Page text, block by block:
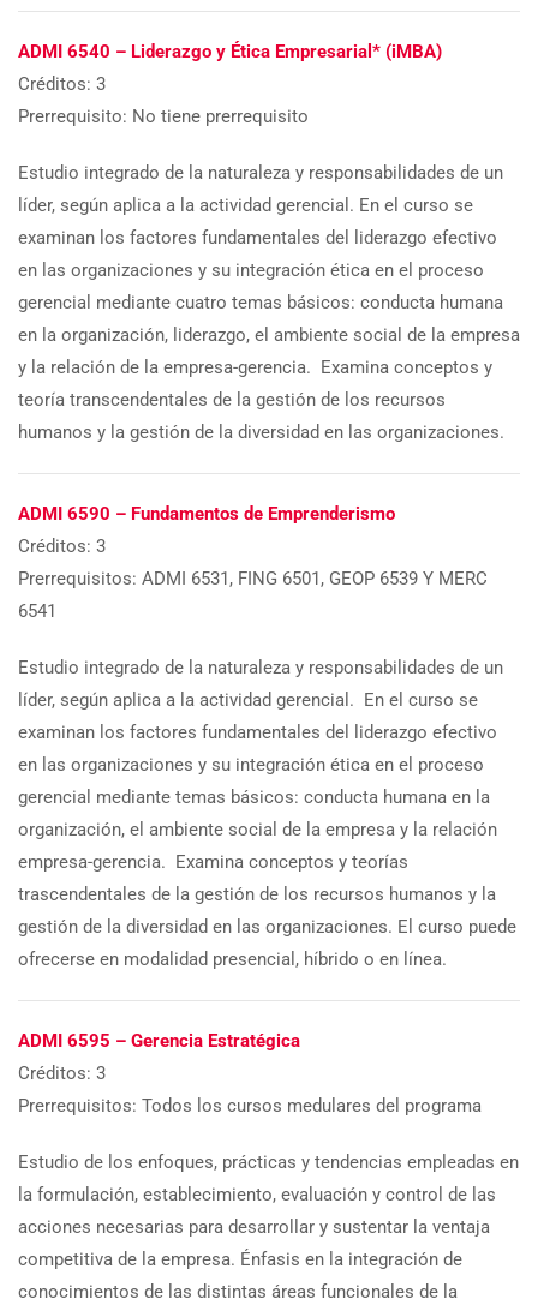
ADMI 6540 – Liderazgo y Ética Empresarial* (iMBA)
Créditos: 3
Prerrequisito: No tiene prerrequisito
Estudio integrado de la naturaleza y responsabilidades de un
líder, según aplica a la actividad gerencial. En el curso se
examinan los factores fundamentales del liderazgo efectivo
en las organizaciones y su integración ética en el proceso
gerencial mediante cuatro temas básicos: conducta humana
en la organización, liderazgo, el ambiente social de la empresa
y la relación de la empresa-gerencia. Examina conceptos y
teoría transcendentales de la gestión de los recursos
humanos y la gestión de la diversidad en las organizaciones.
ADMI 6590 – Fundamentos de Emprenderismo
Créditos: 3
Prerrequisitos: ADMI 6531, FING 6501, GEOP 6539 Y MERC
6541
Estudio integrado de la naturaleza y responsabilidades de un
líder, según aplica a la actividad gerencial. En el curso se
examinan los factores fundamentales del liderazgo efectivo
en las organizaciones y su integración ética en el proceso
gerencial mediante temas básicos: conducta humana en la
organización, el ambiente social de la empresa y la relación
empresa-gerencia. Examina conceptos y teorías
trascendentales de la gestión de los recursos humanos y la
gestión de la diversidad en las organizaciones. El curso puede
ofrecerse en modalidad presencial, híbrido o en línea.
ADMI 6595 – Gerencia Estratégica
Créditos: 3
Prerrequisitos: Todos los cursos medulares del programa
Estudio de los enfoques, prácticas y tendencias empleadas en
la formulación, establecimiento, evaluación y control de las
acciones necesarias para desarrollar y sustentar la ventaja
competitiva de la empresa. Énfasis en la integración de
conocimientos de las distintas áreas funcionales de la